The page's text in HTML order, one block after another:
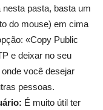
pasta, basta um
do mouse) em cima
«Copy Public
e deixar no seu
você desejar
pessoas.
É muito útil ter